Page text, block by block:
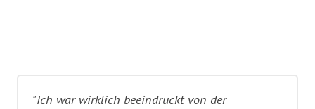
"Ich war wirklich beeindruckt von der